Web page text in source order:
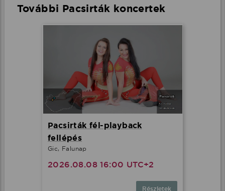
További Pacsirták koncertek
Pacsirták fél-playback
fellépés
Gic, Falunap
2026.08.08 16:00 UTC+2
Részletek